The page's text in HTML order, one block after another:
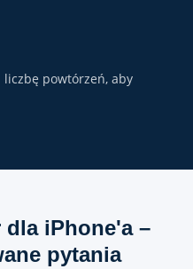
powtórzeń, aby
dla iPhone'a –
pytania